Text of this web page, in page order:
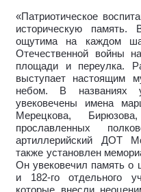
«Патриотическое
историческую
ощутима на каждом
Отечественной войны
площади и переулка.
выступает настоящим
небом. В названиях
увековечены имена
Мерецкова,
прославленных
артиллерийский ДОТ
также установлен
Он увековечил память о
и 182-го отдельного